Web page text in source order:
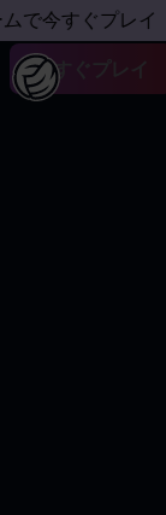
ぐプレイ
今すぐプレイ